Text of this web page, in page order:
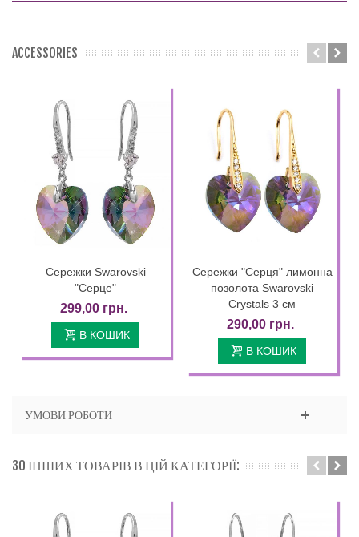
ACCESSORIES
Сережки Swarovski
"Серце"
299,00 грн.
В КОШИК
Сережки "Серця" лимонна
позолота Swarovski
Crystals 3 см
290,00 грн.
В КОШИК
УМОВИ РОБОТИ
30 ІНШИХ ТОВАРІВ В ЦІЙ КАТЕГОРІЇ: